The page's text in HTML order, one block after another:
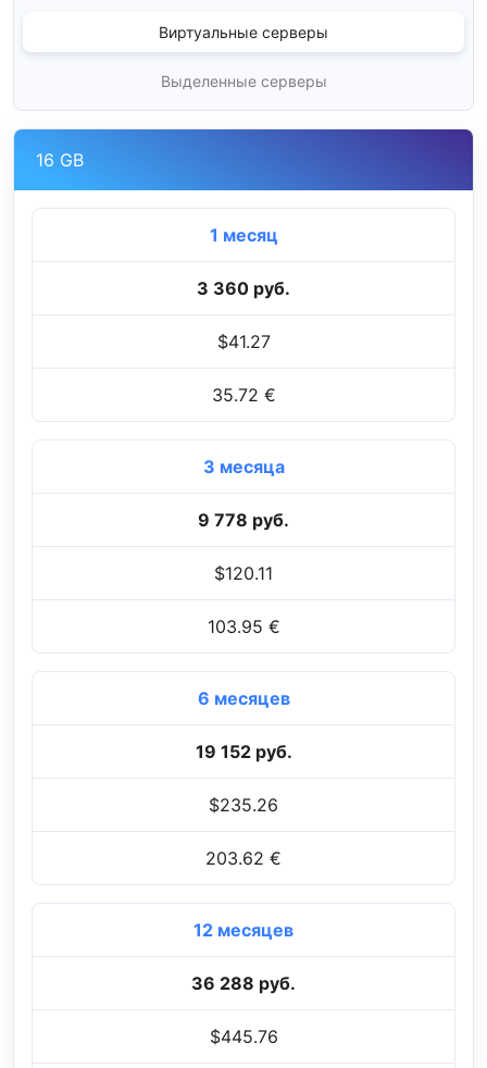
Виртуальные серверы
Выделенные серверы
16 GB
1 месяц
3 360 руб.
$41.27
35.72 €
3 месяца
9 778 руб.
$120.11
103.95 €
6 месяцев
19 152 руб.
$235.26
203.62 €
12 месяцев
36 288 руб.
$445.76